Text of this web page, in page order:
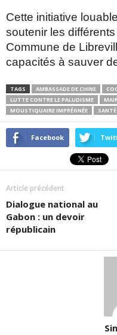
Cette initiative
soutenir les
Commune de
capacités à sauver
TAGS AMBASSADE DE CHINE
LUTTE CONTRE LE PALUDISME
MOUSTIQUAIRE IMPRÉGNÉE
SANTÉ
Facebook
Article précédent
Dialogue national au
Gabon : un devoir
républicain